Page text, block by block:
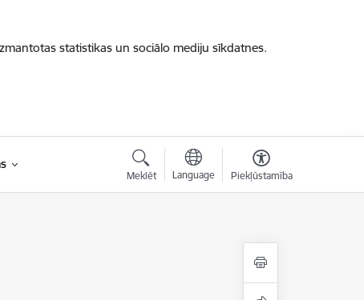
statistikas un sociālo mediju sīkdatnes.
Meklēt Language Piekļūstamība